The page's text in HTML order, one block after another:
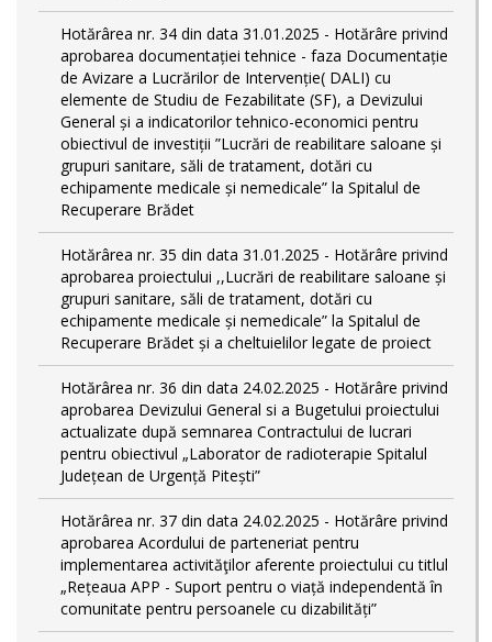
Hotărârea nr. 34 din data 31.01.2025 - Hotărâre privind
aprobarea documentației tehnice - faza Documentație
de Avizare a Lucrărilor de Intervenție( DALI) cu
elemente de Studiu de Fezabilitate (SF), a Devizului
General și a indicatorilor tehnico-economici pentru
obiectivul de investiții ”Lucrări de reabilitare saloane și
grupuri sanitare, săli de tratament, dotări cu
echipamente medicale și nemedicale” la Spitalul de
Recuperare Brădet
Hotărârea nr. 35 din data 31.01.2025 - Hotărâre privind
aprobarea proiectului ,,Lucrări de reabilitare saloane și
grupuri sanitare, săli de tratament, dotări cu
echipamente medicale și nemedicale” la Spitalul de
Recuperare Brădet și a cheltuielilor legate de proiect
Hotărârea nr. 36 din data 24.02.2025 - Hotărâre privind
aprobarea Devizului General si a Bugetului proiectului
actualizate după semnarea Contractului de lucrari
pentru obiectivul „Laborator de radioterapie Spitalul
Județean de Urgență Pitești”
Hotărârea nr. 37 din data 24.02.2025 - Hotărâre privind
aprobarea Acordului de parteneriat pentru
implementarea activităţilor aferente proiectului cu titlul
„Rețeaua APP - Suport pentru o viață independentă în
comunitate pentru persoanele cu dizabilități”